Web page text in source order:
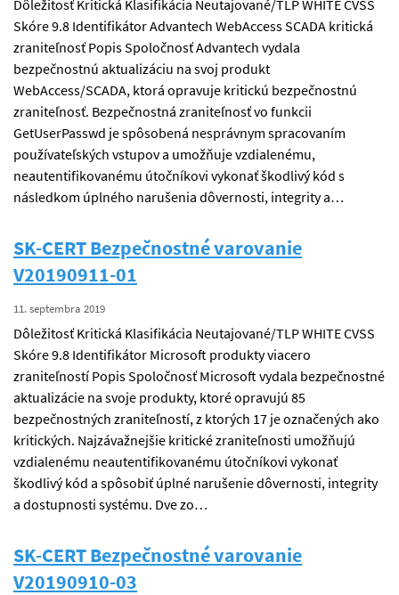
Dôležitosť Kritická Klasifikácia Neutajované/TLP WHITE CVSS
Skóre 9.8 Identifikátor Advantech WebAccess SCADA kritická
zraniteľnosť Popis Spoločnosť Advantech vydala
bezpečnostnú aktualizáciu na svoj produkt
WebAccess/SCADA, ktorá opravuje kritickú bezpečnostnú
zraniteľnosť. Bezpečnostná zraniteľnosť vo funkcii
GetUserPasswd je spôsobená nesprávnym spracovaním
používateľských vstupov a umožňuje vzdialenému,
neautentifikovanému útočníkovi vykonať škodlivý kód s
následkom úplného narušenia dôvernosti, integrity a…
SK-CERT Bezpečnostné varovanie
V20190911-01
11. septembra 2019
Dôležitosť Kritická Klasifikácia Neutajované/TLP WHITE CVSS
Skóre 9.8 Identifikátor Microsoft produkty viacero
zraniteľností Popis Spoločnosť Microsoft vydala bezpečnostné
aktualizácie na svoje produkty, ktoré opravujú 85
bezpečnostných zraniteľností, z ktorých 17 je označených ako
kritických. Najzávažnejšie kritické zraniteľnosti umožňujú
vzdialenému neautentifikovanému útočníkovi vykonať
škodlivý kód a spôsobiť úplné narušenie dôvernosti, integrity
a dostupnosti systému. Dve zo…
SK-CERT Bezpečnostné varovanie
V20190910-03